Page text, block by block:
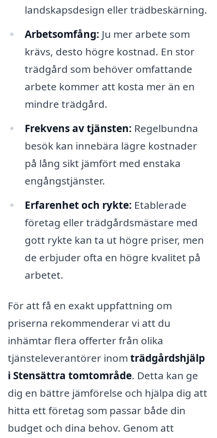
landskapsdesign eller trädbeskärning.
Arbetsomfång: Ju mer arbete som
krävs, desto högre kostnad. En stor
trädgård som behöver omfattande
arbete kommer att kosta mer än en
mindre trädgård.
Frekvens av tjänsten: Regelbundna
besök kan innebära lägre kostnader
på lång sikt jämfört med enstaka
engångstjänster.
Erfarenhet och rykte: Etablerade
företag eller trädgårdsmästare med
gott rykte kan ta ut högre priser, men
de erbjuder ofta en högre kvalitet på
arbetet.
För att få en exakt uppfattning om
priserna rekommenderar vi att du
inhämtar flera offerter från olika
tjänsteleverantörer inom trädgårdshjälp
i Stensättra tomtområde. Detta kan ge
dig en bättre jämförelse och hjälpa dig att
hitta ett företag som passar både din
budget och dina behov. Genom att